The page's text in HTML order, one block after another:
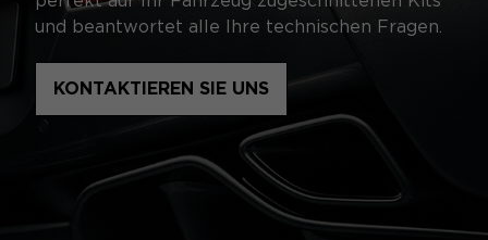
und beantwortet alle Ihre technischen Fragen.
KONTAKTIEREN SIE UNS